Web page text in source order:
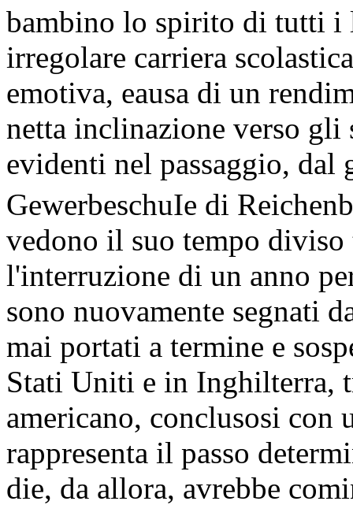
bambino lo spirito di tutti i
irregolare carriera
emotiva, eausa di un
netta inclinazione verso
evidenti nel passaggio,
GewerbeschuIe di
vedono il suo tempo diviso
l'interruzione di un anno
sono nuovamente segnati
mai portati a termine e
Stati Uniti e in Inghilterra,
americano, conclusosi con
rappresenta il passo
die, da allora, avrebbe